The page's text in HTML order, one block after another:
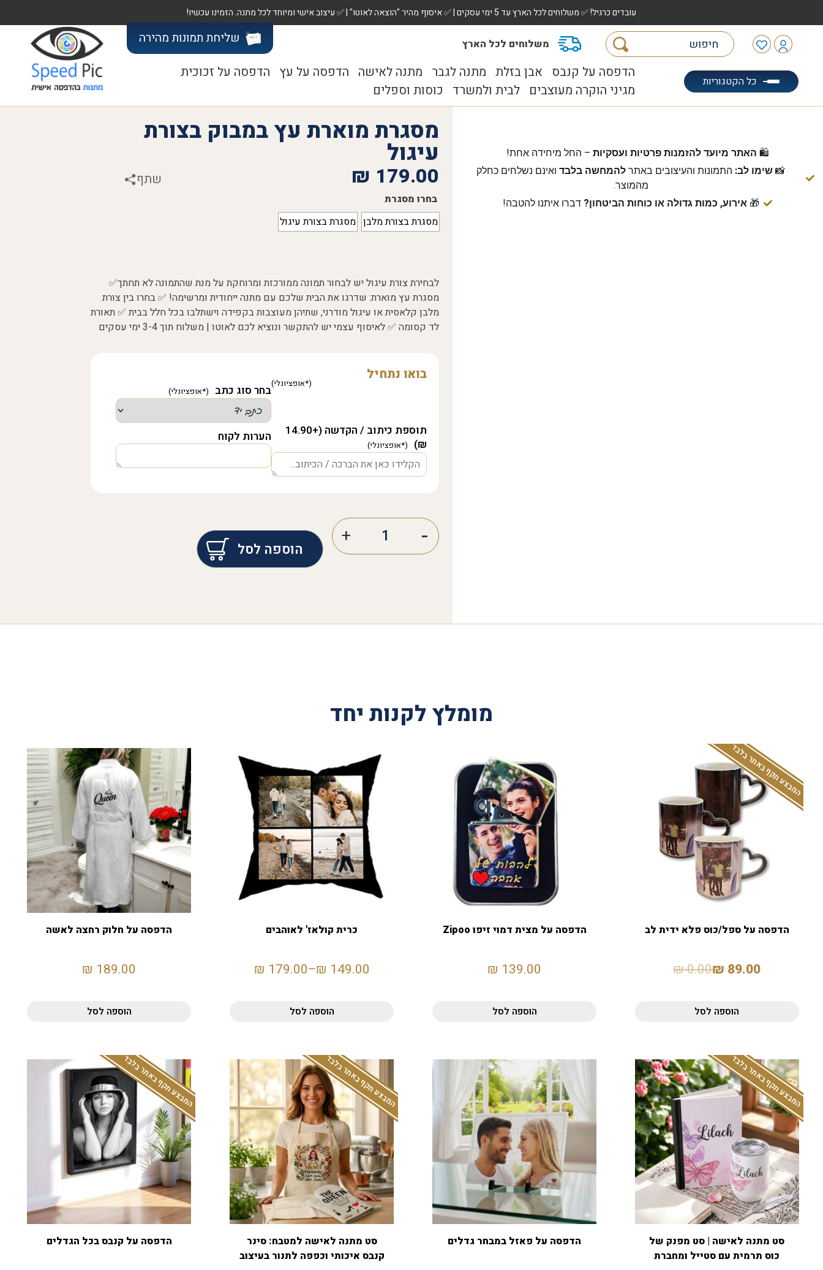
עובדים כרגיל! ✅ משלוחים לכל הארץ עד 5 ימי עסקים | ✅ איסוף מהיר "הוצאה לאוטו" | ✅ עיצוב אישי ומיוחד לכל מתנה. הזמינו עכשיו!
משלוחים לכל הארץ שליחת תמונות מהירה
כל הקטגוריות
הדפסה על קנבס אבן בזלת מתנה לגבר מתנה לאישה הדפסה על עץ הדפסה על זכוכית
מגיני הוקרה מעוצבים לבית ולמשרד כוסות וספלים
🛍️ האתר מיועד להזמנות פרטיות ועסקיות– החל מיחידה אחת!
📸 שימו לב: התמונות והעיצובים באתר להמחשה בלבדואינם נשלחים כחלק
מהמוצר.
🎁אירוע, כמות גדולה או כוחות הביטחון? דברו איתנו להטבה!
מסגרת מוארת עץ במבוק בצורת
עיגול
179.00
₪ שתף
בחרו מסגרת
מסגרת בצורת מלבן מסגרת בצורת עיגול
לבחירת צורת עיגול יש לבחור תמונה ממורכזת ומרוחקת על מנת שהתמונה לא תחתך✅
מסגרת עץ מוארת: שדרגו את הבית שלכם עם מתנה ייחודית ומרשימה! ✅ בחרו בין צורת
מלבן קלאסית או עיגול מודרני, שתיהן מעוצבות בקפידה וישתלבו בכל חלל בבית ✅ תאורת
לד קסומה ✅ לאיסוף עצמי יש להתקשר ונוציא לכם לאוטו | משלוח תוך 3-4 ימי עסקים
בואו נתחיל
תוספת כיתוב / הקדשה (+14.90
₪)
בחר סוג כתב
הערות לקוח
הוספה לסל
מומלץ לקנות יחד
המבצע תקף באתר בלבד
הדפסה על ספל/כוס פלא ידית לב
89.00
₪
0.00
₪
הוספה לסל
הדפסה על מצית דמוי זיפו Zipoo
139.00
₪
הוספה לסל
כרית קולאז' לאוהבים
149.00
₪
–
179.00
₪
הוספה לסל
הדפסה על חלוק רחצה לאשה
189.00
₪
הוספה לסל
המבצע תקף באתר בלבד
סט מתנה לאישה | סט מפנק של
כוס תרמית עם סטייל ומחברת
הדפסה על פאזל במבחר גדלים
המבצע תקף באתר בלבד
סט מתנה לאישה למטבח: סינר
קנבס איכותי וכפפה לתנור בעיצוב
המבצע תקף באתר בלבד
הדפסה על קנבס בכל הגדלים